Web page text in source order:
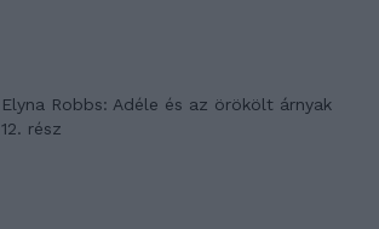
Elyna Robbs: Adéle és az örökölt árnyak
12. rész